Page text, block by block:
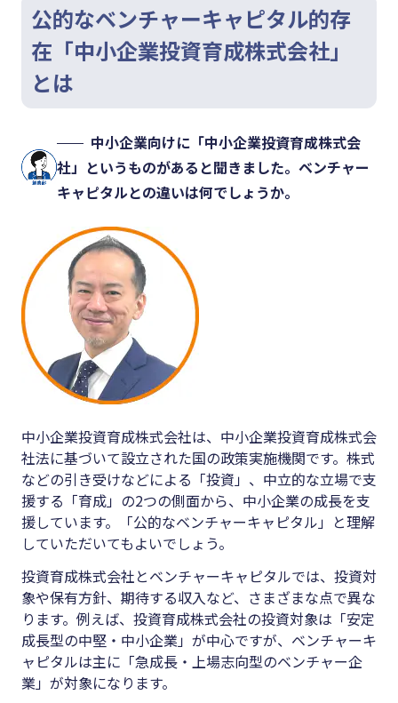
公的なベンチャーキャピタル的存
在「中小企業投資育成株式会社」
とは
中小企業向けに「中小企業投資育成株式会
社」というものがあると聞きました。ベンチャー
キャピタルとの違いは何でしょうか。
中小企業投資育成株式会社は、中小企業投資育成株式会
社法に基づいて設立された国の政策実施機関です。株式
などの引き受けなどによる「投資」、中立的な立場で支
援する「育成」の2つの側面から、中小企業の成長を支
援しています。「公的なベンチャーキャピタル」と理解
していただいてもよいでしょう。
投資育成株式会社とベンチャーキャピタルでは、投資対
象や保有方針、期待する収入など、さまざまな点で異な
ります。例えば、投資育成株式会社の投資対象は「安定
成長型の中堅・中小企業」が中心ですが、ベンチャーキ
ャピタルは主に「急成長・上場志向型のベンチャー企
業」が対象になります。